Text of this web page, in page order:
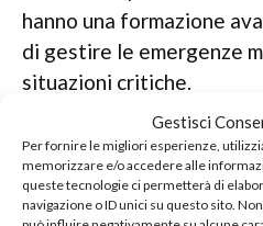
Gestisci
Per fornire le migliori esperienze,
memorizzare e/o accedere alle
queste tecnologie ci permetterà di
navigazione o ID unici su questo sito.
hanno una formazione
di gestire le emergenze
situazioni critiche.
Ovviamente avere a che
qualificato sarà la
ci si trova in quella